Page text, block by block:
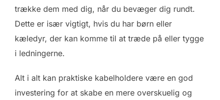
trække dem med dig, når du bevæger dig rundt.
Dette er især vigtigt, hvis du har børn eller
kæledyr, der kan komme til at træde på eller tygge
i ledningerne.
Alt i alt kan praktiske kabelholdere være en god
investering for at skabe en mere overskuelig og